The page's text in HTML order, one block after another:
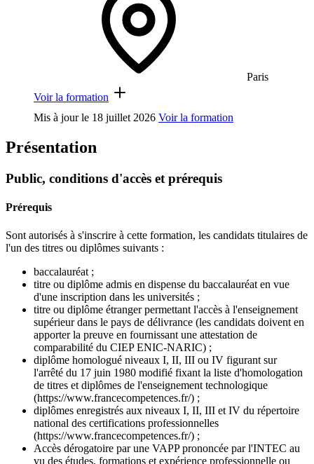
Paris
Voir la formation
Mis à jour le 18 juillet 2026 Voir la formation
Présentation
Public, conditions d'accès et prérequis
Prérequis
Sont autorisés à s'inscrire à cette formation, les candidats titulaires de
l'un des titres ou diplômes suivants :
baccalauréat ;
titre ou diplôme admis en dispense du baccalauréat en vue
d'une inscription dans les universités ;
titre ou diplôme étranger permettant l'accès à l'enseignement
supérieur dans le pays de délivrance (les candidats doivent en
apporter la preuve en fournissant une attestation de
comparabilité du CIEP ENIC-NARIC) ;
diplôme homologué niveaux I, II, III ou IV figurant sur
l'arrêté du 17 juin 1980 modifié fixant la liste d'homologation
de titres et diplômes de l'enseignement technologique
(https://www.francecompetences.fr/) ;
diplômes enregistrés aux niveaux I, II, III et IV du répertoire
national des certifications professionnelles
(https://www.francecompetences.fr/) ;
Accès dérogatoire par une VAPP prononcée par l'INTEC au
vu des études, formations et expérience professionnelle ou